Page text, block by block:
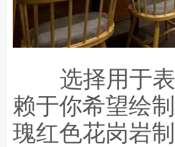
选择用于表
赖于你希望绘
瑰红色花岗岩